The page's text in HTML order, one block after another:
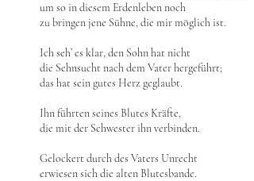
um so in diesem Erdenleben noch
zu bringen jene Sühne, die mir möglich ist.
Ich seh’ es klar, den Sohn hat nicht
die Sehnsucht nach dem Vater hergeführt;
das hat sein gutes Herz geglaubt.
Ihn führten seines Blutes Kräfte,
die mit der Schwester ihn verbinden.
Gelockert durch des Vaters Unrecht
erwiesen sich die alten Blutesbande.